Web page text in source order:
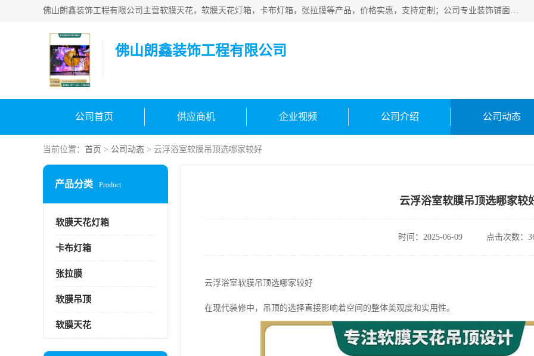
佛山朗鑫装饰工程有限公司主营软膜天花，软膜天花灯箱，卡布灯箱，张拉膜等产品，价格实惠，支持定制；公司专业装饰铺面，家居，会展特装，软膜等工程，技能精良人员，安装快、价格合理，质量保证、热诚与各方有识人士合作，欢迎新老客户来电咨询。
佛山朗鑫装饰工程有限公司
公司首页 供应商机 企业视频 公司介绍 公司动态
当前位置： 首页 > 公司动态 > 云浮浴室软膜吊顶选哪家较好
产品分类 Product
软膜天花灯箱
卡布灯箱
张拉膜
软膜吊顶
软膜天花
云浮浴室软膜吊顶选哪家较
时间：2025-06-09 点击次数：
云浮浴室软膜吊顶选哪家较好
在现代装修中，吊顶的选择直接影响着空间的整体美观度和实用性。